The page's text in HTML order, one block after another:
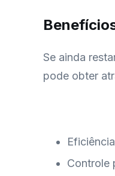
Se ainda
pode obter
Controle